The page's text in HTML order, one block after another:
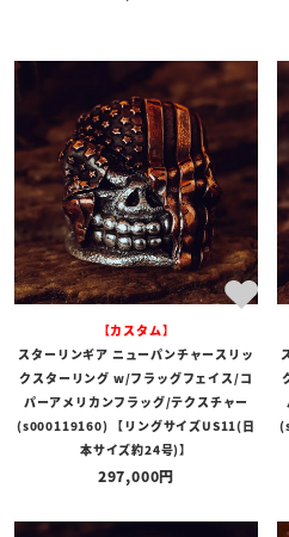
【カスタム】
スターリンギア ニューパンチャースリッ
クスターリング w/フラッグフェイス/コ
パーアメリカンフラッグ/テクスチャー
(s000119160) 【リングサイズUS11(日
本サイズ約24号)】
297,000